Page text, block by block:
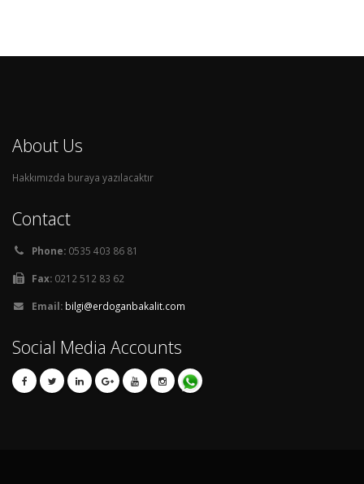
About Us
Hakkımızda buraya yazılacaktır
Contact
Phone: 0535 403 86 81
Fax: 0212 512 83 62
Email: bilgi@erdoganbakalit.com
Social Media Accounts